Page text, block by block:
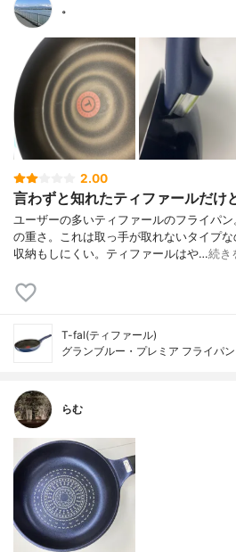
。
2.00
言わずと知れたティファールだけ
ユーザーの多いティファールのフライパ
の重さ。これは取っ手が取れないタイプな
収納もしにくい。ティファールはや…続き
T-fal(ティファール)
グランブルー・プレミア フライパン
らむ